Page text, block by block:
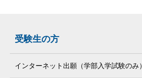
受験生の方
インターネット出願（学部入学試験のみ）